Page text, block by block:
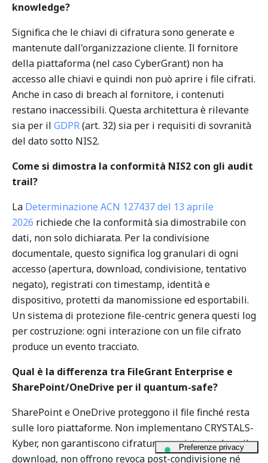
knowledge?
Significa che le chiavi di cifratura sono generate e
mantenute dall'organizzazione cliente. Il fornitore
della piattaforma (nel caso CyberGrant) non ha
accesso alle chiavi e quindi non può aprire i file cifrati.
Anche in caso di breach al fornitore, i contenuti
restano inaccessibili. Questa architettura è rilevante
sia per il GDPR(art. 32) sia per i requisiti di sovranità
del dato sotto NIS2.
Come si dimostra la conformità NIS2 con gli audit
trail?
La Determinazione ACN 127437 del 13 aprile
2026 richiede che la conformità sia dimostrabile con
dati, non solo dichiarata. Per la condivisione
documentale, questo significa log granulari di ogni
accesso (apertura, download, condivisione, tentativo
negato), registrati con timestamp, identità e
dispositivo, protetti da manomissione ed esportabili.
Un sistema di protezione file-centric genera questi log
per costruzione: ogni interazione con un file cifrato
produce un evento tracciato.
Qual è la differenza tra FileGrant Enterprise e
SharePoint/OneDrive per il quantum-safe?
SharePoint e OneDrive proteggono il file finché resta
sulle loro piattaforme. Non implementano CRYSTALS-
Kyber, non garantiscono cifratura persistente dopo il
download, non offrono revoca post-condivisione né